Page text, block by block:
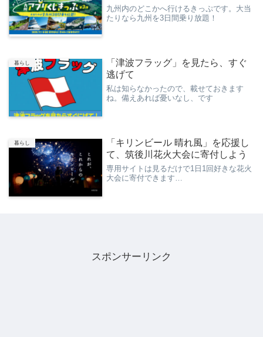
九州内のどこかへ行けるきっぷです。大当
たりなら九州を3日間乗り放題！
暮らし
「津波フラッグ」を見たら、すぐ
逃げて
私は知らなかったので、載せておきます
ね。備えあれば憂いなし、です
暮らし
「キリンビール 晴れ風」を応援し
て、筑後川花火大会に寄付しよう
専用サイトは見るだけで1日1回好きな花火
大会に寄付できます…
スポンサーリンク